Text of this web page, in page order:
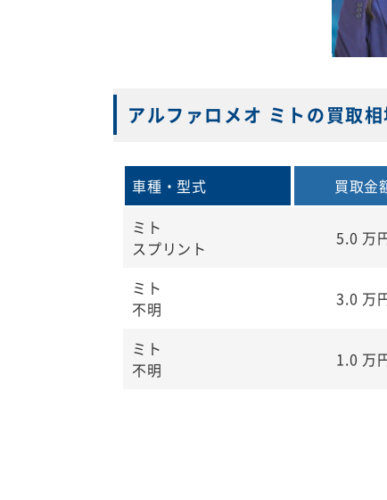
アルファロメオ ミトの買取
車種・型式 買取金
ミト
スプリント
5.0 万
ミト
不明
3.0 万
ミト
不明
1.0 万